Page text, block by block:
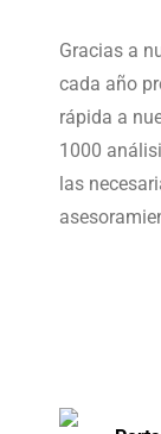
Gracias a
cada año
rápida a
1000
las